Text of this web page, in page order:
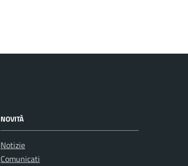
NOVITÀ
Notizie
Comunicati